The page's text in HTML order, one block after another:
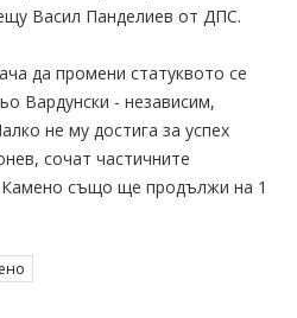
Васил Панделиев от ДПС.
да промени статуквото се
Вардунски - независим,
не му достига за успех
сочат частичните
Камено също ще продължи на 1